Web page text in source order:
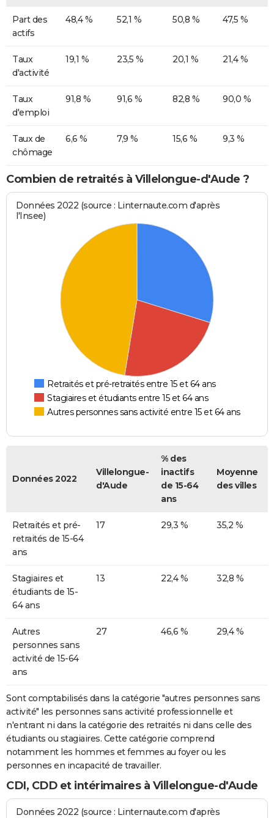
Part des
actifs
48,4 % 52,1 % 50,8 % 47,5 %
Taux
d'activité
19,1 % 23,5 % 20,1 % 21,4 %
Taux
d'emploi
91,8 % 91,6 % 82,8 % 90,0 %
Taux de
chômage
6,6 % 7,9 % 15,6 % 9,3 %
Combien de retraités à Villelongue-d'Aude ?
Données 2022 (source : Linternaute.com d'après
l'Insee)
Retraités et pré-retraités entre 15 et 64 ans
Stagiaires et étudiants entre 15 et 64 ans
Autres personnes sans activité entre 15 et 64 ans
Données 2022
Villelongue-
d'Aude
% des
inactifs
de 15-64
ans
Moyenne
des villes
Retraités et pré-
retraités de 15-64
ans
17 29,3 % 35,2 %
Stagiaires et
étudiants de 15-
64 ans
13 22,4 % 32,8 %
Autres
personnes sans
activité de 15-64
ans
27 46,6 % 29,4 %
Sont comptabilisés dans la catégorie "autres personnes sans
activité" les personnes sans activité professionnelle et
n'entrant ni dans la catégorie des retraités ni dans celle des
étudiants ou stagiaires. Cette catégorie comprend
notamment les hommes et femmes au foyer ou les
personnes en incapacité de travailler.
CDI, CDD et intérimaires à Villelongue-d'Aude
Données 2022 (source : Linternaute.com d'après